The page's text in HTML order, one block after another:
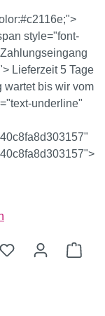
style="font-
Lieferzeit 5 Tage
wartet bis wir vom
underline"